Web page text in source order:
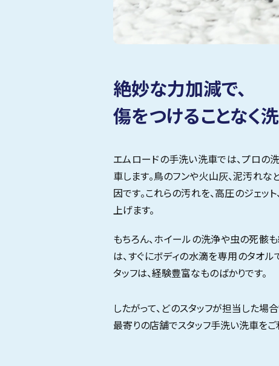
絶妙な力加減で、
傷をつけることなく
エムロードの手洗い洗車では、プロの
車します。鳥のフンや火山灰、泥汚れな
因です。これらの汚れを、高圧のジェッ
上げます。
もちろん、ホイールの洗浄や虫の死骸
は、すぐにボディの水滴を専用のタオ
タッフは、経験豊富なものばかりです。
したがって、どのスタッフが担当した場
最寄りの店舗でスタッフ手洗い洗車をご